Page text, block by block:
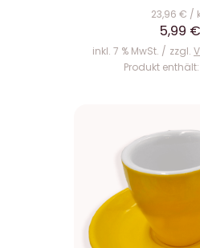
23,96 € /
5,99 €
inkl. 7 % MwSt. zzgl.
Produkt